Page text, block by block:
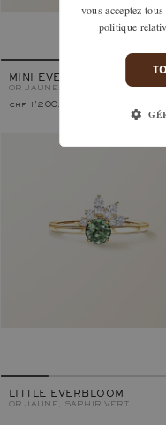
MINI EVERBLOOM
OR JAUNE, DIAMANT
chf 1'200.–
LITTLE EVERBLOOM
OR JAUNE, SAPHIR VERT
vous acceptez
politique